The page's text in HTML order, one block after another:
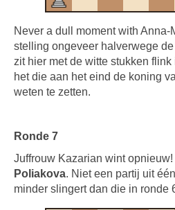
Never a dull moment with
stelling ongeveer halverwege
zit hier met de witte stukken
het die aan het eind de koning
weten te zetten.
Ronde 7
Juffrouw Kazarian wint
Poliakova. Niet een partij uit
minder slingert dan die in ronde